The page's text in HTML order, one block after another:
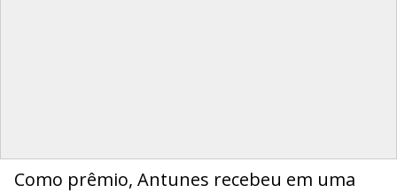
Como prêmio, Antunes recebeu em uma